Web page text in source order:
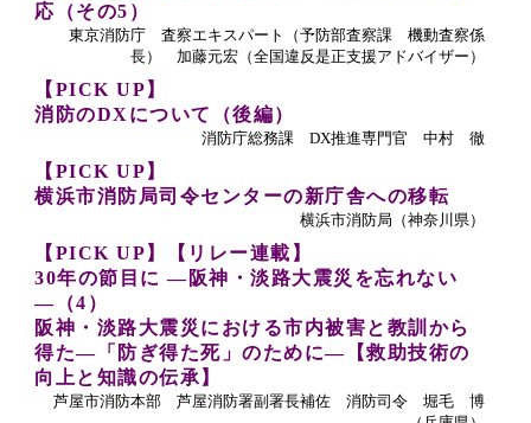
応（その5）
東京消防庁 査察エキスパート（予防部査察課 機動査察係
長） 加藤元宏（全国違反是正支援アドバイザー）
【PICK UP】
消防のDXについて（後編）
消防庁総務課 DX推進専門官 中村 徹
【PICK UP】
横浜市消防局司令センターの新庁舎への移転
横浜市消防局（神奈川県）
【PICK UP】【リレー連載】
30年の節目に ―阪神・淡路大震災を忘れない
―（4）
阪神・淡路大震災における市内被害と教訓から
得た―「防ぎ得た死」のために―【救助技術の
向上と知識の伝承】
芦屋市消防本部 芦屋消防署副署長補佐 消防司令 堀毛 博